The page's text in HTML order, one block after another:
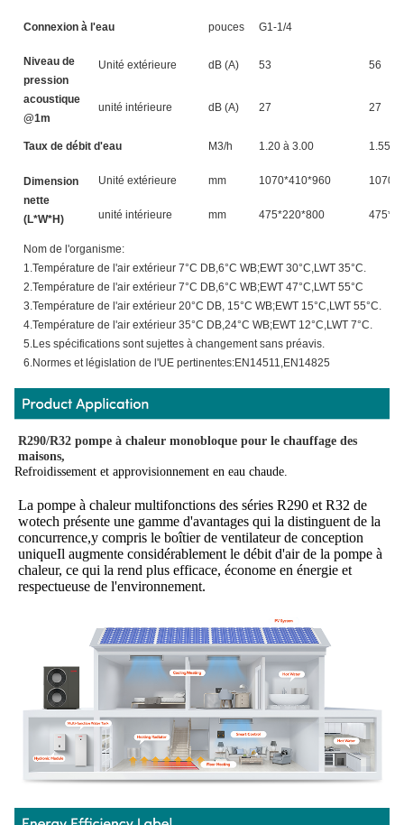
Connexion à l'eau pouces G1-1/4
Niveau de
pression
acoustique
@1m
Unité extérieure dB (A) 53 56
unité intérieure dB (A) 27 27
Taux de débit d'eau M3/h 1.20 à 3.00 1.55 à
Dimension
nette
(L*W*H)
Unité extérieure mm 1070*410*960
unité intérieure mm 475*220*800
Nom de l'organisme:
1.Température de l'air extérieur 7°C DB,6°C WB;EWT 30°C,LWT 35°C.
2.Température de l'air extérieur 7°C DB,6°C WB;EWT 47°C,LWT 55°C
3.Température de l'air extérieur 20°C DB, 15°C WB;EWT 15°C,LWT 55°C.
4.Température de l'air extérieur 35°C DB,24°C WB;EWT 12°C,LWT 7°C.
5.Les spécifications sont sujettes à changement sans préavis.
6.Normes et législation de l'UE pertinentes:EN14511,EN14825
R290/R32 pompe à chaleur monobloque pour le chauffage des
maisons,
Refroidissement et approvisionnement en eau chaude.
La pompe à chaleur multifonctions des séries R290 et R32 de
wotech présente une gamme d'avantages qui la distinguent de la
concurrence,y compris le boîtier de ventilateur de conception
uniqueIl augmente considérablement le débit d'air de la pompe à
chaleur, ce qui la rend plus efficace, économe en énergie et
respectueuse de l'environnement.